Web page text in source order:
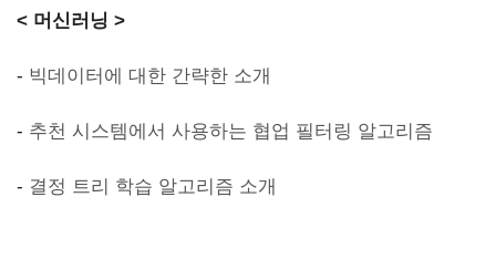
< 머신러닝 >
- 빅데이터에 대한 간략한 소개
- 추천 시스템에서 사용하는 협업 필터링 알고리즘
- 결정 트리 학습 알고리즘 소개